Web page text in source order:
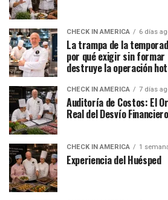
CHECK IN AMERICA 6 días
La trampa de la
por qué exigir sin formar
destruye la operación
CHECK IN AMERICA 7 días
Auditoría de Costos: El
Real del Desvío Financiero
CHECK IN AMERICA 1
Experiencia del Huésped